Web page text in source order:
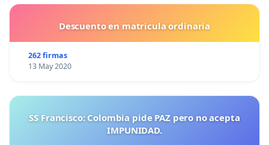
Descuento en matricula ordinaria
262 firmas
13 May 2020
SS Francisco: Colombia pide PAZ pero no acepta
IMPUNIDAD.